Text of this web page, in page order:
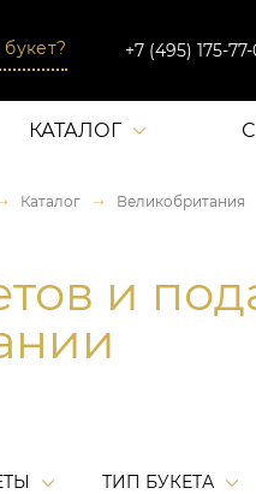
+7 (495) 175-
КАТАЛОГ
Каталог Великобритания
и
ТИП БУКЕТА